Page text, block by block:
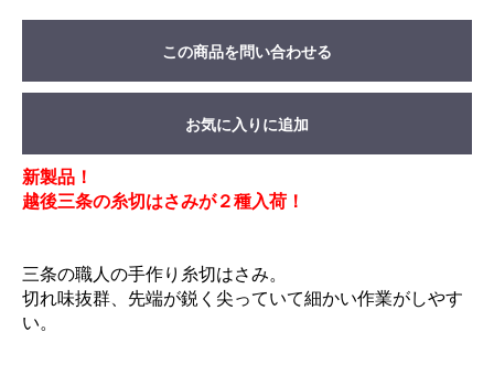
この商品を問い合わせる
お気に入りに追加
新製品！
越後三条の糸切はさみが２種入荷！
三条の職人の手作り糸切はさみ。
切れ味抜群、先端が鋭く尖っていて細かい作業がしやす
い。